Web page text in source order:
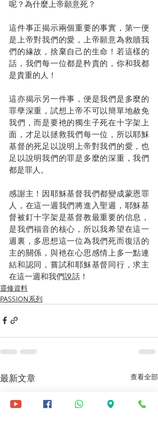
呢？為什麼上帝願意死？
這件事正揭示兩個重要的事實，第一便
是上帝對我們的愛，上帝願意為救贖我
們的緣故，捨棄自己的生命！若這樣的
話，我們每一位都是矜貴的，你和我都
是貴重的人！
這亦揭示另一件事，便是我們是多麼的
罪孽深重，試想上帝不可以簡單地赦免
我們，而是要衪的獨生子死在十字架上
面，才足以拯救我們每一位，所以耶穌
基督的死足以說明上帝對我們的愛，也
足以說明我們的罪是多麼的深重，我們
都是罪人。
感謝主！因耶穌基督我們都變成蒙恩罪
人，在這一週我們將進入聖週，耶穌基
督被釘十字架是基督教最重要的信息，
是我們福音的核心，所以我希望在這一
週裏，多思想這一位為我們死而復活的
主的關係，與衪在心思感情上多一點連
結和認同，嘗試和耶穌基督同行，求主
在這一週和我們說話！
靈修資料
PASSION系列
最新文章 查看全部